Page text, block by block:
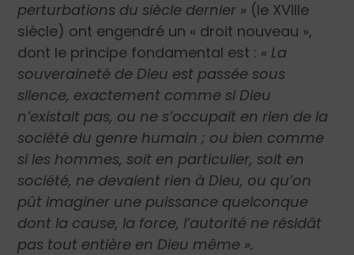
perturbations du siècle dernier » (le XVIIIe
siècle) ont engendré un « droit nouveau »,
dont le principe fondamental est : « La
souveraineté de Dieu est passée sous
silence, exactement comme si Dieu
n’existait pas, ou ne s’occupait en rien de la
société du genre humain ; ou bien comme
si les hommes, soit en particulier, soit en
société, ne devaient rien à Dieu, ou qu’on
pût imaginer une puissance quelconque
dont la cause, la force, l’autorité ne résidât
pas tout entière en Dieu même ».